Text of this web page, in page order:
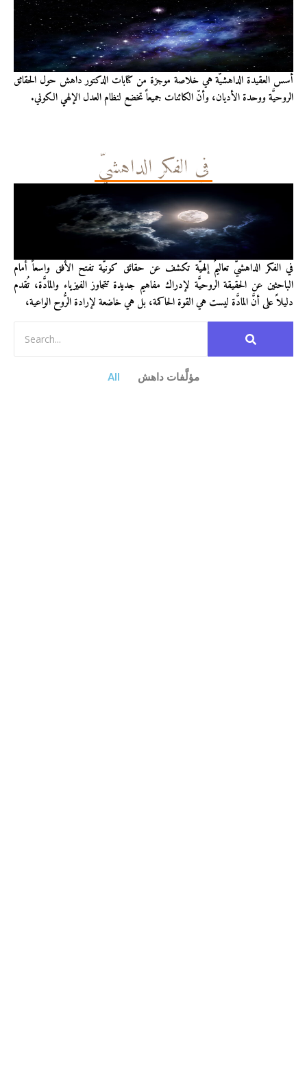
أُسس العقيدة الداهشيّة هي خلاصة موجزة من كتابات الدكتور داهش حول الحقائق
الروحيَّة ووحدة الأديان، وأنّ الكائنات جميعاً تخضع لنظام العدل الإلهي الكوني.
في الفكر الداهشيّ
في الفكر الداهشيّ تعاليمٌ إلهيَّة تكشف عن حقائق كونيَّة تفتح الأفق واسعاً أمام
الباحثين عن الحقيقة الروحيَّة لإدراك مفاهيم جديدة تتجاوز الفيزياء والمادَّة، تُقدم
دليلاً على أنَّ المادَّة ليست هي القوة الحاكمة، بل هي خاضعة لإرادة الرُّوح الواعية،
All مؤلَّفات داهش